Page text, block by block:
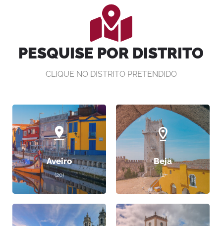
PESQUISE POR DISTRITO
CLIQUE NO DISTRITO PRETENDIDO
Aveiro
(20)
Beja
(1)